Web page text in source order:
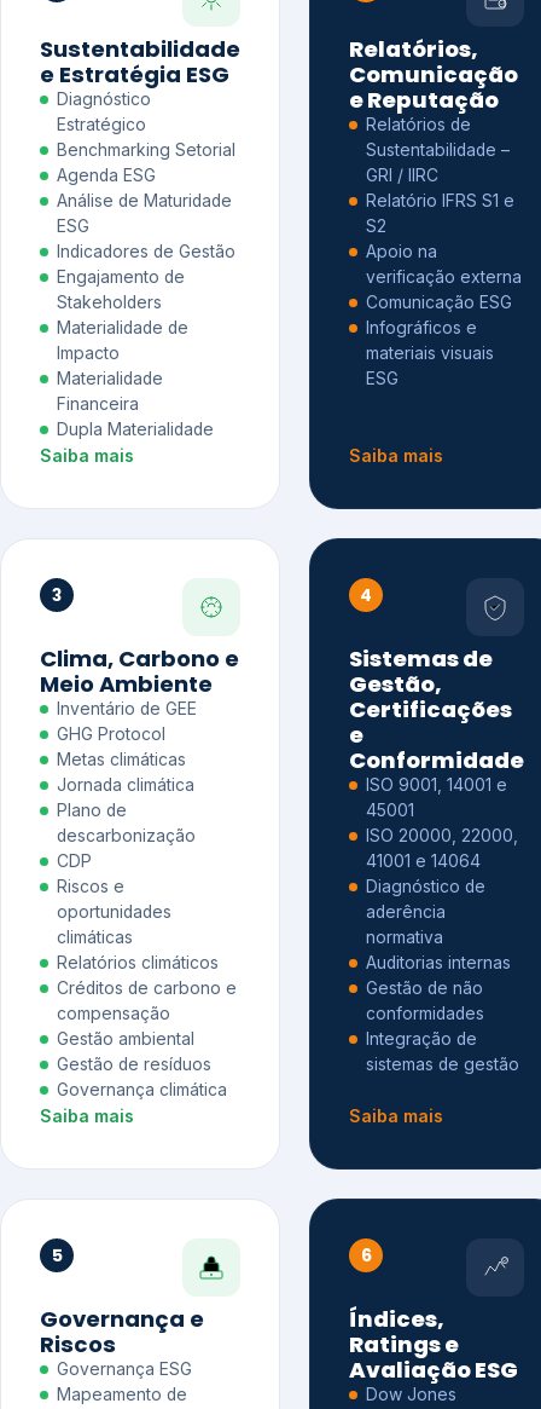
Sustentabilidade
e Estratégia ESG
Diagnóstico
Estratégico
Benchmarking Setorial
Agenda ESG
Análise de Maturidade
ESG
Indicadores de Gestão
Engajamento de
Stakeholders
Materialidade de
Impacto
Materialidade
Financeira
Dupla Materialidade
Saiba mais
Relatórios,
Comunicação
e Reputação
Relatórios de
Sustentabilidade –
GRI / IIRC
Relatório IFRS S1 e
S2
Apoio na
verificação externa
Comunicação ESG
Infográficos e
materiais visuais
ESG
Saiba mais
3
Clima, Carbono e
Meio Ambiente
Inventário de GEE
GHG Protocol
Metas climáticas
Jornada climática
Plano de
descarbonização
CDP
Riscos e
oportunidades
climáticas
Relatórios climáticos
Créditos de carbono e
compensação
Gestão ambiental
Gestão de resíduos
Governança climática
Saiba mais
4
Sistemas de
Gestão,
Certificações
e
Conformidade
ISO 9001, 14001 e
45001
ISO 20000, 22000,
41001 e 14064
Diagnóstico de
aderência
normativa
Auditorias internas
Gestão de não
conformidades
Integração de
sistemas de gestão
Saiba mais
5
Governança e
Riscos
Governança ESG
Mapeamento de
6
Índices,
Ratings e
Avaliação ESG
Dow Jones